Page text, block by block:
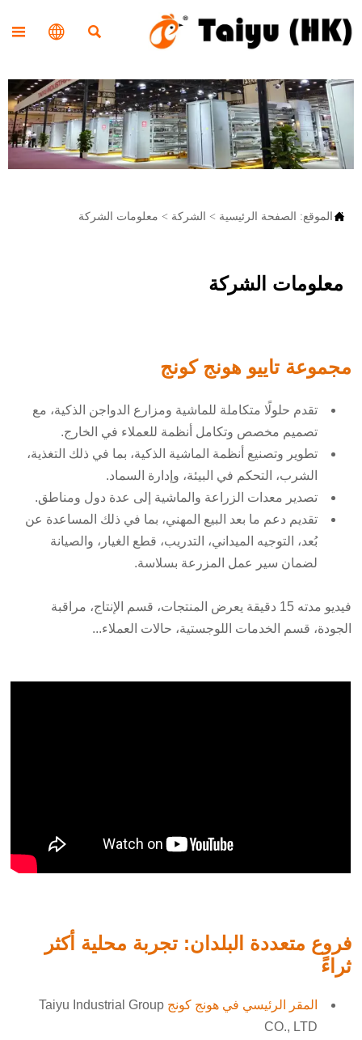



 الموقع: الصفحة الرئيسية > الشركة > معلومات الشركة
معلومات الشركة
مجموعة تاييو هونج كونج
تقدم حلولًا متكاملة للماشية ومزارع الدواجن الذكية، مع
تصميم مخصص وتكامل أنظمة للعملاء في الخارج.
تطوير وتصنيع أنظمة الماشية الذكية، بما في ذلك التغذية،
الشرب، التحكم في البيئة، وإدارة السماد.
تصدير معدات الزراعة والماشية إلى عدة دول ومناطق.
تقديم دعم ما بعد البيع المهني، بما في ذلك المساعدة عن
بُعد، التوجيه الميداني، التدريب، قطع الغيار، والصيانة
لضمان سير عمل المزرعة بسلاسة.
فيديو مدته 15 دقيقة يعرض المنتجات، قسم الإنتاج، مراقبة
الجودة، قسم الخدمات اللوجستية، حالات العملاء...
فروع متعددة البلدان: تجربة محلية أكثر
ثراءً
المقر الرئيسي في هونج كونج Taiyu Industrial Group
CO., LTD